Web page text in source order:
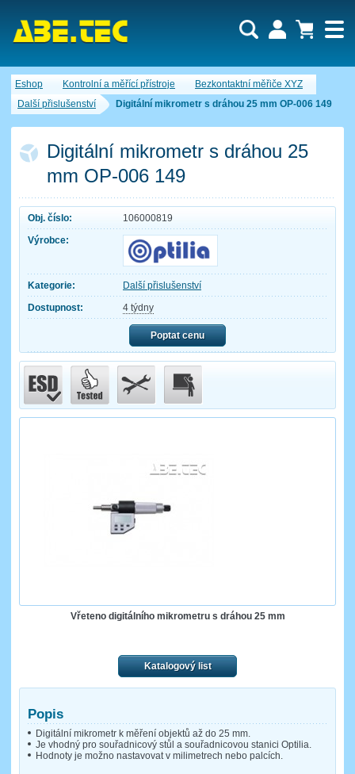
Eshop Kontrolní a měřící přístroje
Bezkontaktní měřiče XYZ
Další přislušenství
Digitální mikrometr s dráhou 25 mm OP-006 149
Digitální mikrometr s dráhou 25
mm OP-006 149
Obj. číslo:
106000819
Výrobce:
Kategorie:
Další přislušenství
Dostupnost:
4 týdny
Poptat cenu
Vřeteno digitálního mikrometru s dráhou 25 mm
Katalogový list
Popis
Digitální mikrometr k měření objektů až do 25 mm.
Je vhodný pro souřadnicový stůl a souřadnicovou stanici Optilia.
Hodnoty je možno nastavovat v milimetrech nebo palcích.
Nákupní košík je momentálně prázdný.
Obsah košíku
Počet produktů:0
Cena celkem:0,00 CZK
Uživatel:
Heslo:
Zapomenuté heslo Nová registrace